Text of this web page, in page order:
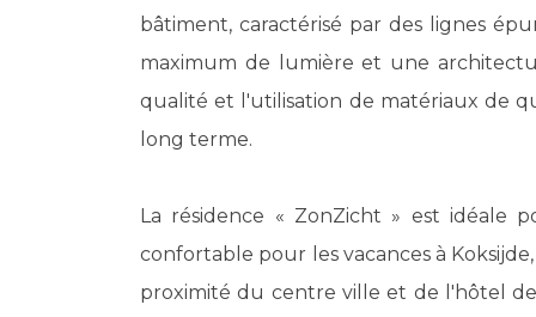
bâtiment, caractérisé par des lignes
maximum de lumière et une
qualité et l'utilisation de matériaux de
long terme.
La résidence « ZonZicht » est idéale
confortable pour les vacances à
proximité du centre ville et de l'hôtel